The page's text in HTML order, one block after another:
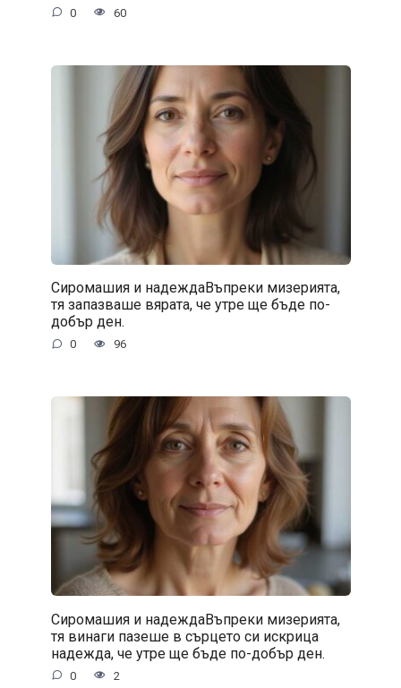
0 60
Сиромашия и надеждаВъпреки мизерията,
тя запазваше вярата, че утре ще бъде по-
добър ден.
0 96
Сиромашия и надеждаВъпреки мизерията,
тя винаги пазеше в сърцето си искрица
надежда, че утре ще бъде по-добър ден.
0 2